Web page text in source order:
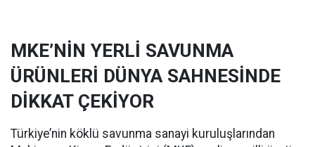
MKE’NİN YERLİ SAVUNMA
ÜRÜNLERİ DÜNYA SAHNESİNDE
DİKKAT ÇEKİYOR
Türkiye’nin köklü savunma sanayi kuruluşlarından